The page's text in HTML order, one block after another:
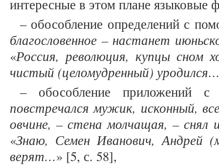
интересные в этом плане языковые
– обособление определений с
благословенное – настанет
«Россия, революция, купцы сном
чистый (целомудренный)
– обособление приложений
повстречался мужик, исконный,
овчине, – стена молчащая, – снял
«Знаю, Семен Иванович, Андрей
верят…» [5, с. 58],